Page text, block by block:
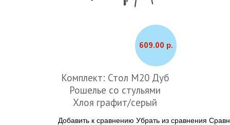
609.00 р.
Комплект: Стол М20 Дуб
Рошелье со стульями
Хлоя графит/серый
Добавить к сравнению Убрать из сравнения